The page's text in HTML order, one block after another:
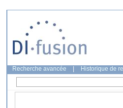
Recherche avancée Historique de